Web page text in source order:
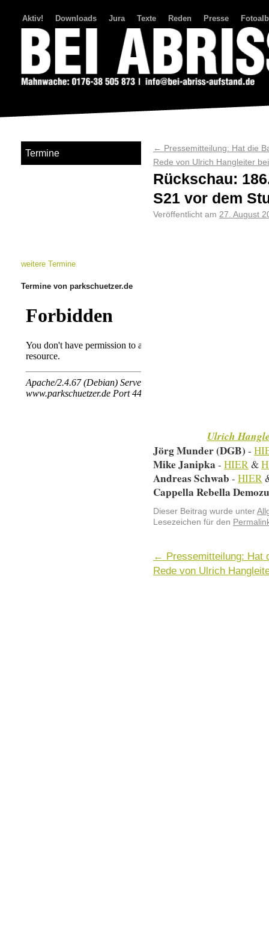
Aktiv! Downloads Jura Texte Reden Presse
← Pressemitteilung: Hat die
Rede von Ulrich Hangleiter
Rückschau:
S21 vor dem
Veröffentlicht am 27. August
Ulrich
Jörg Munder (DGB) -
Mike Janipka - HIER&
Andreas Schwab - HIER
Cappella Rebella
Dieser Beitrag wurde unter
Lesezeichen für den
← Pressemitteilung: Hat
Rede von Ulrich
Termine
weitere Termine
Termine von parkschuetzer.de